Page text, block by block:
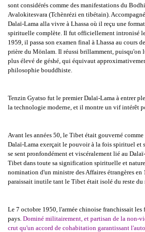
sont considérés comme des manifestations du
Avalokitesvara (Tchènrézi en tibétain).
Dalaï-Lama alla vivre à Lhassa où il reçu une
spirituelle complète. Il fut officiellement intronisé
1959, il passa son examen final à Lhassa au cours
prière du Mönlam. Il réussi brillamment, puisqu'on
plus élevé de géshé, qui équivaut
philosophie bouddhiste.
Tenzin Gyatso fut le premier Dalaï-Lama à entrer
la technologie moderne, et il montre un vif intérêt
Avant les années 50, le Tibet était gouverné
Dalaï-Lama exerçait le pouvoir à la fois spirituel et
se sent pronfondément et viscéralement lié au
Tibet dans toute sa signification spirituelle et
nomination d'un ministre des Affaires étrangères
paraissait inutile tant le Tibet était isolé du reste du
Le 7 octobre 1950, l'armée chinoise franchissait les
pays. Dominé militairement, et partisan de la non-
crut qu'un accord de cohabitation garantissant